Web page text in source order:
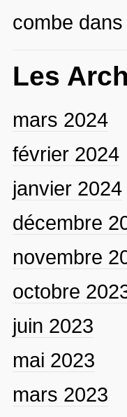
combe dans
Les
mars 2024
février 2024
janvier 2024
décembre
novembre
octobre
juin 2023
mai 2023
mars 2023